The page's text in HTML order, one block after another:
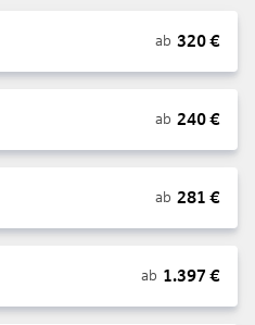
ab 320€
ab 240€
ab 281 €
ab 1.397 €